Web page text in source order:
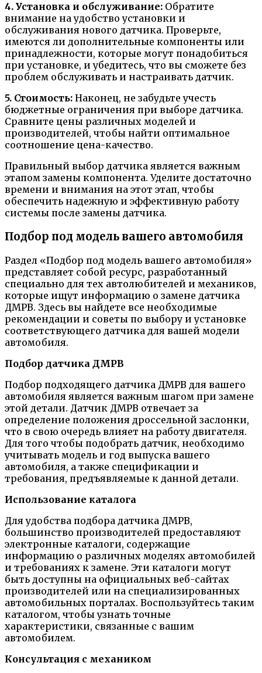
4. Установка и обслуживание: Обратите
внимание на удобство установки и
обслуживания нового датчика. Проверьте,
имеются ли дополнительные компоненты или
принадлежности, которые могут понадобиться
при установке, и убедитесь, что вы сможете без
проблем обслуживать и настраивать датчик.
5. Стоимость: Наконец, не забудьте учесть
бюджетные ограничения при выборе датчика.
Сравните цены различных моделей и
производителей, чтобы найти оптимальное
соотношение цена-качество.
Правильный выбор датчика является важным
этапом замены компонента. Уделите достаточно
времени и внимания на этот этап, чтобы
обеспечить надежную и эффективную работу
системы после замены датчика.
Подбор под модель вашего автомобиля
Раздел «Подбор под модель вашего автомобиля»
представляет собой ресурс, разработанный
специально для тех автолюбителей и механиков,
которые ищут информацию о замене датчика
ДМРВ. Здесь вы найдете все необходимые
рекомендации и советы по выбору и установке
соответствующего датчика для вашей модели
автомобиля.
Подбор датчика ДМРВ
Подбор подходящего датчика ДМРВ для вашего
автомобиля является важным шагом при замене
этой детали. Датчик ДМРВ отвечает за
определение положения дроссельной заслонки,
что в свою очередь влияет на работу двигателя.
Для того чтобы подобрать датчик, необходимо
учитывать модель и год выпуска вашего
автомобиля, а также спецификации и
требования, предъявляемые к данной детали.
Использование каталога
Для удобства подбора датчика ДМРВ,
большинство производителей предоставляют
электронные каталоги, содержащие
информацию о различных моделях автомобилей
и требованиях к замене. Эти каталоги могут
быть доступны на официальных веб-сайтах
производителей или на специализированных
автомобильных порталах. Воспользуйтесь таким
каталогом, чтобы узнать точные
характеристики, связанные с вашим
автомобилем.
Консультация с механиком